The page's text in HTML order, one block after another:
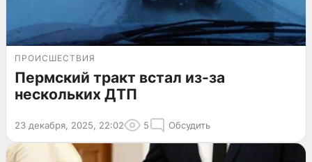
ПРОИСШЕСТВИЯ
Пермский тракт встал из-за
нескольких ДТП
23 декабря, 2025, 22:02 5 Обсудить